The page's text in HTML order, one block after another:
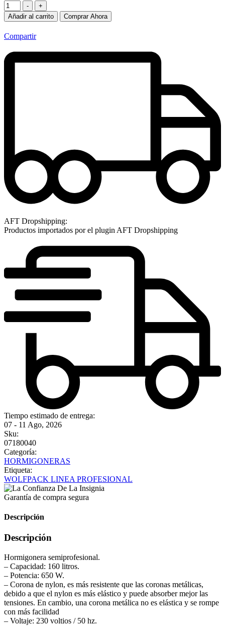
-
+
Añadir al carrito
Comprar Ahora
Compartir
AFT Dropshipping:
Productos importados por el plugin AFT Dropshipping
Tiempo estimado de entrega:
07 - 11 Ago, 2026
Sku:
07180040
Categoría:
HORMIGONERAS
Etiqueta:
WOLFPACK LINEA PROFESIONAL
Garantía de compra segura
Descripción
Descripción
Hormigonera semiprofesional.
– Capacidad: 160 litros.
– Potencia: 650 W.
– Corona de nylon, es más resistente que las coronas metálicas,
debido a que el nylon es más elástico y puede absorber mejor las
tensiones. En cambio, una corona metálica no es elástica y se rompe
con más facilidad
– Voltaje: 230 voltios / 50 hz.